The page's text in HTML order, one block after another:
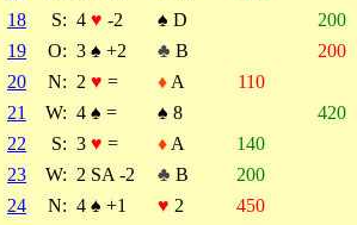
18
S: 4 ♥ -2 ♠ D
200
19
O: 3 ♠ +2 ♣ B
200
20
N: 2 ♥ = ♦ A
110
21
W: 4 ♠ = ♠ 8
420
22
S: 3 ♥ = ♦ A
140
23
W: 2 SA -2 ♣ B
200
24
N: 4 ♠ +1 ♥ 2
450